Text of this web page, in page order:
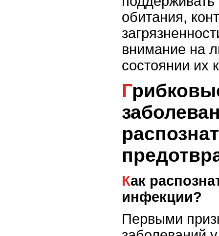
обитания,
внимание на
состоянии их
Грибковые
Как распознать грибковые
инфекции?
Первыми